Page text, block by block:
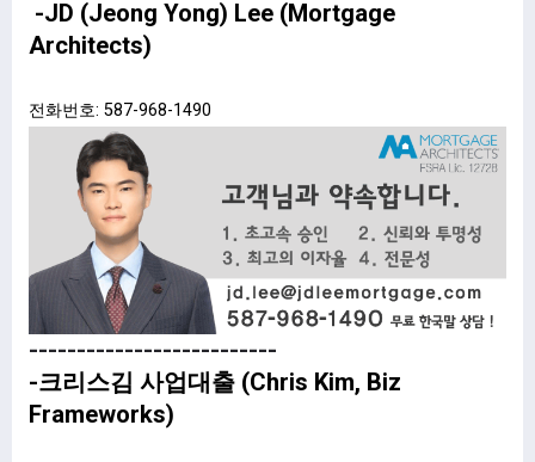
-JD (Jeong Yong) Lee (Mortgage
Architects)
전화번호: 587-968-1490
--------------------------
-크리스김 사업대출 (Chris Kim, Biz
Frameworks)